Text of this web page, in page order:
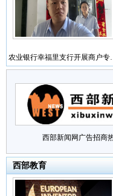
农业银行幸福里支行开展商户
西部新闻网广告招商
西部教育